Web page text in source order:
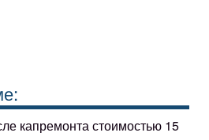
капремонта стоимостью 15